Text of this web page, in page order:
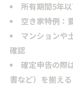
所有期間5年
空き家特例：
マンションや
確認
確定申告の際
書など）を揃える